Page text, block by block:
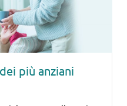
più anziani